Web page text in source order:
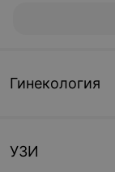
Гинекология
УЗИ